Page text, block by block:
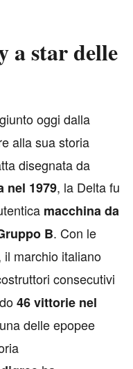
a star delle
oggi dalla
alla sua storia
disegnata da
nel 1979, la Delta fu
macchina da
B. Con le
il marchio italiano
consecutivi
46 vittorie nel
delle epopee